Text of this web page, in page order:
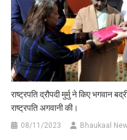
राष्ट्रपति द्रौपदी मुर्मु ने किए भगवान
राष्ट्रपति अगवानी की।
08/11/2023 Bhaukaal